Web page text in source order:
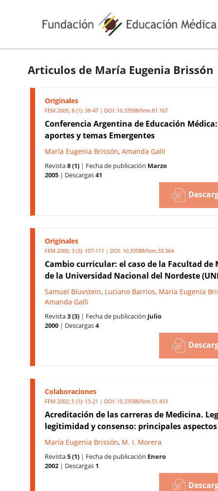
Articulos de María Eugenia Brissón
Originales
FEM 2005; 8 (1): 38-47 | DOI: 10.33588/fem.81.167
Conferencia Argentina de Educación
aportes y temas Emergentes
María Eugenia Brissón, Amanda Galli
Revista8 (1) | Fecha de publicación Marzo
2005 | Descargas41
Originales
FEM 2000; 3 (3): 107-111 | DOI: 10.33588/fem.33.364
Cambio curricular: el caso de la Facultad de
de la Universidad Nacional del Nordeste
Samuel Bluvstein, Luciano Barrios, María Eugenia
Amanda Galli
Revista3 (3) | Fecha de publicación Julio
2000 | Descargas4
Colaboraciones
FEM 2002; 5 (1): 13-21 | DOI: 10.33588/fem.51.433
Acreditación de las carreras de Medicina.
legitimidad y consenso: principales aspectos
María Eugenia Brissón, M. I. Morera
Revista5 (1) | Fecha de publicación Enero
2002 | Descargas 1